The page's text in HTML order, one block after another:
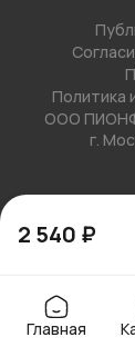
2 540 ₽
Политика
ООО
г.
Главная